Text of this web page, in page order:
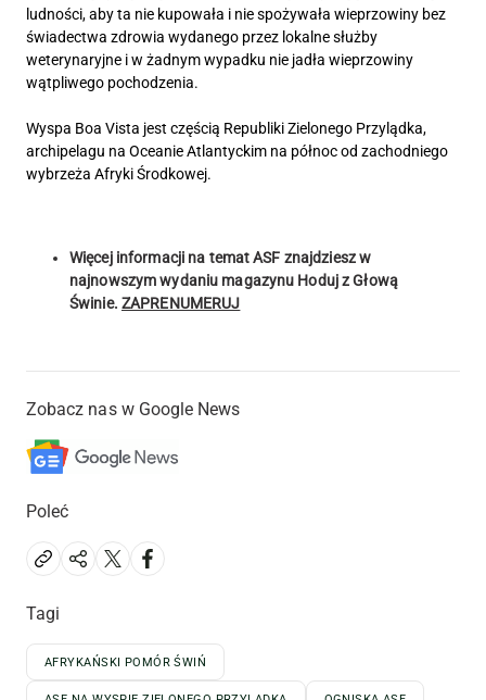
ludności, aby ta nie kupowała i nie spożywała wieprzowiny bez
świadectwa zdrowia wydanego przez lokalne służby
weterynaryjne i w żadnym wypadku nie jadła wieprzowiny
wątpliwego pochodzenia.
Wyspa Boa Vista jest częścią Republiki Zielonego Przylądka,
archipelagu na Oceanie Atlantyckim na północ od zachodniego
wybrzeża Afryki Środkowej.
Więcej informacji na temat ASF znajdziesz w
najnowszym wydaniu magazynu Hoduj z Głową
Świnie. ZAPRENUMERUJ
Zobacz nas w Google News
Poleć
Tagi
AFRYKAŃSKI POMÓR ŚWIŃ